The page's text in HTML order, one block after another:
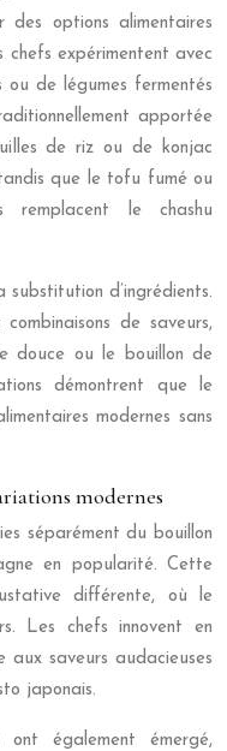
des options alimentaires
chefs expérimentent avec
ou de légumes fermentés
apportée
de riz ou de konjac
que le tofu fumé ou
remplacent le chashu
substitution d’ingrédients.
de saveurs,
douce ou le bouillon de
démontrent que le
modernes sans
modernes
séparément du bouillon
en popularité. Cette
différente, où le
Les chefs innovent en
saveurs audacieuses
japonais.
ont également émergé,